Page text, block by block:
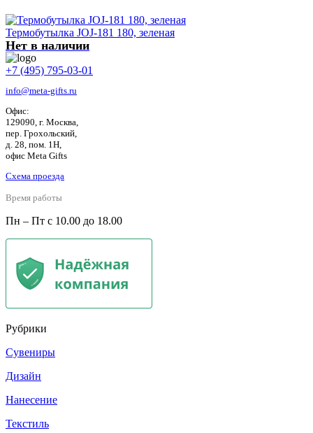
Термобутылка JOJ-181 180, зеленая
Нет в наличии
+7 (495) 795-03-01
info@meta-gifts.ru
Офис:
129090, г. Москва,
пер. Грохольский,
д. 28, пом. 1Н,
офис Meta Gifts
Схема проезда
Время работы
Пн – Пт с 10.00 до 18.00
Рубрики
Сувениры
Дизайн
Нанесение
Текстиль